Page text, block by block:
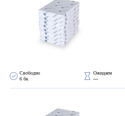
Свободно
6 бк
Ожидаем
—